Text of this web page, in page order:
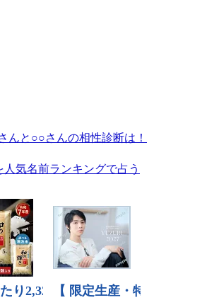
んと○○さんの相性診断は！
人気名前ランキングで占う